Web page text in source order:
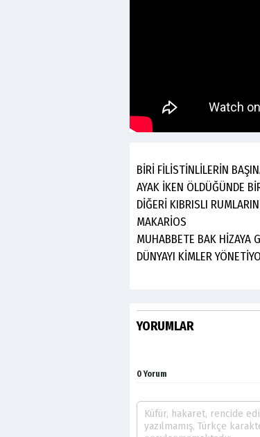
BİRİ FİLİSTİNLİLERİN
AYAK İKEN ÖLDÜĞÜNDE
DİĞERİ KIBRISLI
MAKARİOS
MUHABBETE BAK HİZAYA
DÜNYAYI KİMLER
YORUMLAR
0 Yorum